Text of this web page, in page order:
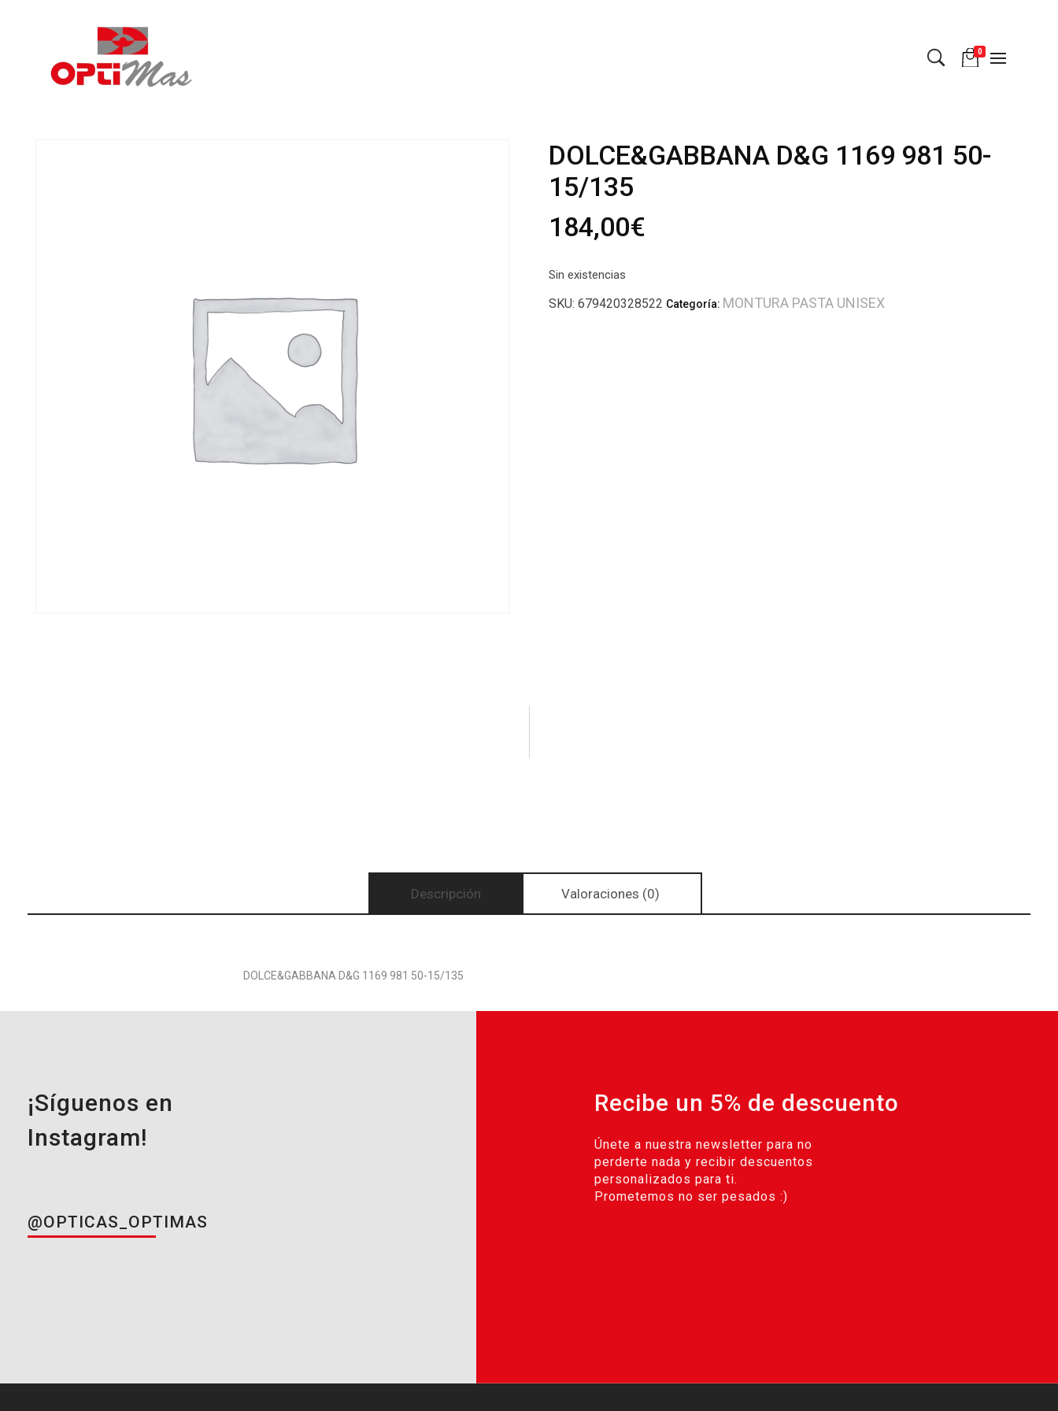
0
DOLCE&GABBANA D&G 1169 981 50-
15/135
184,00€
Sin existencias
SKU:679420328522 Categoría: MONTURA PASTA UNISEX
Descripción Valoraciones (0)
DOLCE&GABBANA D&G 1169 981 50-15/135
¡Síguenos en
Instagram!
@OPTICAS_OPTIMAS
Recibe un 5% de descuento
Únete a nuestra newsletter para no
perderte nada y recibir descuentos
personalizados para ti.
Prometemos no ser pesados :)